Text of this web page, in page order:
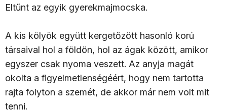
Eltűnt az egyik gyerekmajmocska.
A kis kölyök együtt kergetőzött hasonló korú
társaival hol a földön, hol az ágak között, amikor
egyszer csak nyoma veszett. Az anyja magát
okolta a figyelmetlenségéért, hogy nem tartotta
rajta folyton a szemét, de akkor már nem volt mit
tenni.